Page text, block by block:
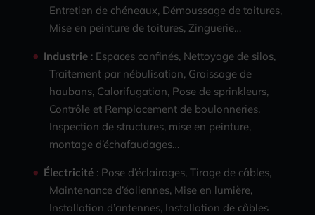
Entretien de chéneaux, Démoussage de toitures,
Mise en peinture de toitures, Zinguerie…
Industrie : Espaces confinés, Nettoyage de silos,
Traitement par nébulisation, Graissage de
haubans, Calorifugation, Pose de sprinkleurs,
Contrôle et Remplacement de boulonneries,
Inspection de structures, mise en peinture,
montage d’échafaudages…
Électricité : Pose d’éclairages, Tirage de câbles,
Maintenance d’éoliennes, Mise en lumière,
Installation d’antennes, Installation de câbles